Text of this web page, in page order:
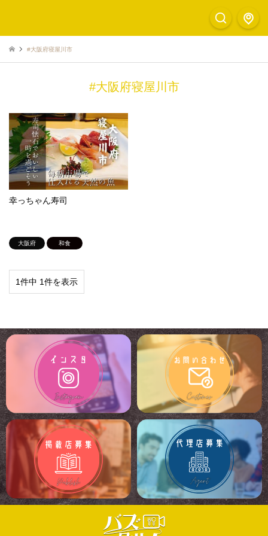
#大阪府寝屋川市
#大阪府寝屋川市
幸っちゃん寿司
大阪府 和食
1件中 1件を表示